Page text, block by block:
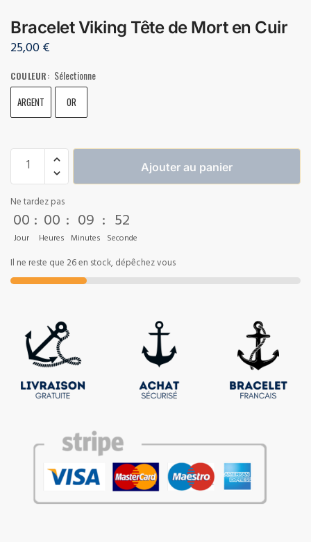
Bracelet Viking Tête de Mort en Cuir
25,00€
COULEUR: Sélectionne
ARGENT OR
Ajouter au panier
Ne tardez pas
00
Jour
: 00
Heures
: 09
Minutes
: 52
Seconde
Il ne reste que 26 en stock, dépêchez vous